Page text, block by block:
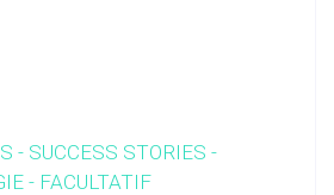
- SUCCESS STORIES -
- FACULTATIF